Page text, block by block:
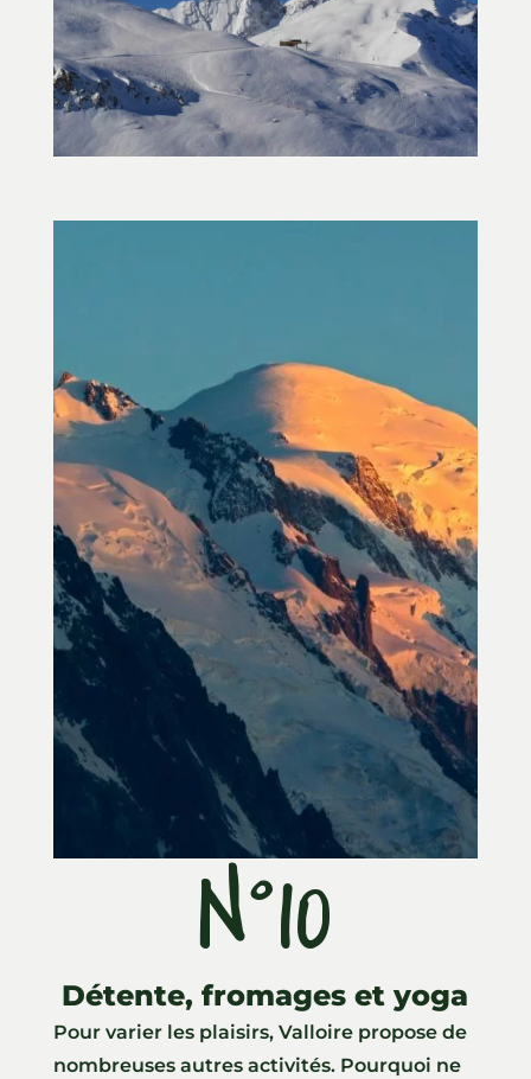
N°10
Détente, fromages et yoga
Pour varier les plaisirs, Valloire propose de
nombreuses autres activités. Pourquoi ne